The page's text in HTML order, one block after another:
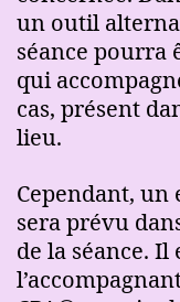
un outil
séance pourra
qui
cas, présent
lieu.
Cependant, un
sera prévu
de la séance. Il